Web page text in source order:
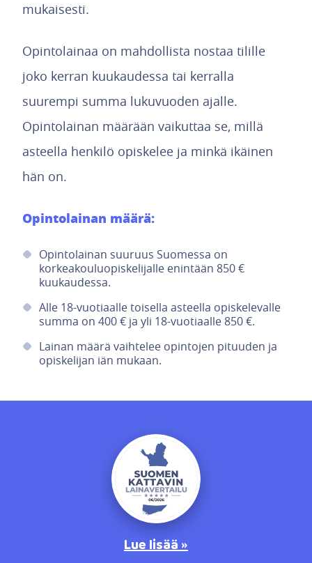
mukaisesti.
Opintolainaa on mahdollista nostaa tilille
joko kerran kuukaudessa tai kerralla
suurempi summa lukuvuoden ajalle.
Opintolainan määrään vaikuttaa se, millä
asteella henkilö opiskelee ja minkä ikäinen
hän on.
Opintolainan määrä:
Opintolainan suuruus Suomessa on
korkeakouluopiskelijalle enintään 850 €
kuukaudessa.
Alle 18-vuotiaalle toisella asteella opiskelevalle
summa on 400 € ja yli 18-vuotiaalle 850 €.
Lainan määrä vaihtelee opintojen pituuden ja
opiskelijan iän mukaan.
Lue lisää »